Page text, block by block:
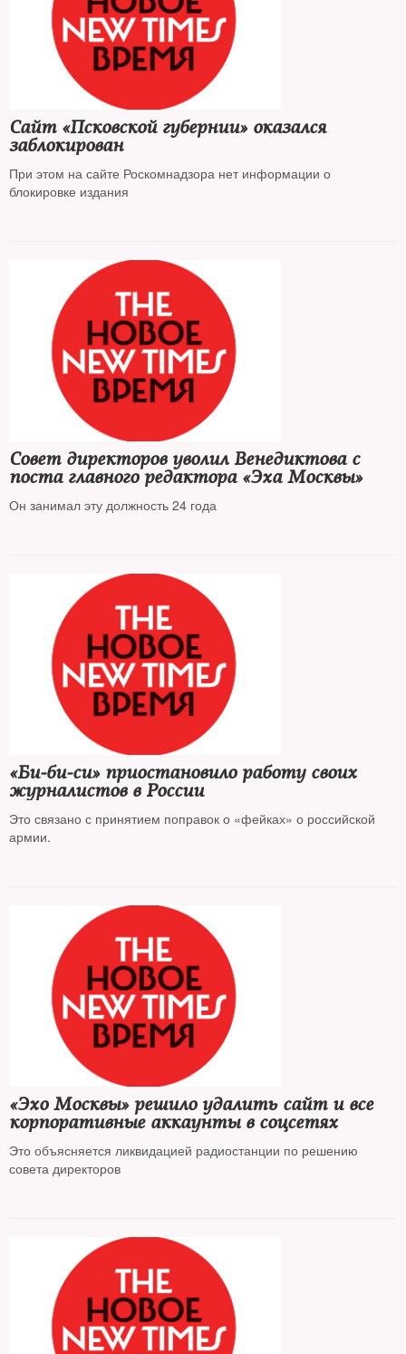
Сайт «Псковской губернии» оказался
заблокирован
При этом на сайте Роскомнадзора нет информации о
блокировке издания
Совет директоров уволил Венедиктова с
поста главного редактора «Эха Москвы»
Он занимал эту должность 24 года
«Би‑би‑си» приостановило работу своих
журналистов в России
Это связано с принятием поправок о «фейках» о российской
армии.
«Эхо Москвы» решило удалить сайт и все
корпоративные аккаунты в соцсетях
Это объясняется ликвидацией радиостанции по решению
совета директоров